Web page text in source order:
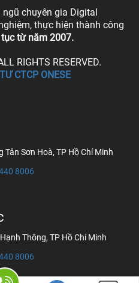
chuyên gia Digital
thực hiện thành công
từ năm 2007.
RIGHTS RESERVED.
CTCP ONESE
Sơn Hoà, TP Hồ Chí Minh
8006
Thông, TP Hồ Chí Minh
8006